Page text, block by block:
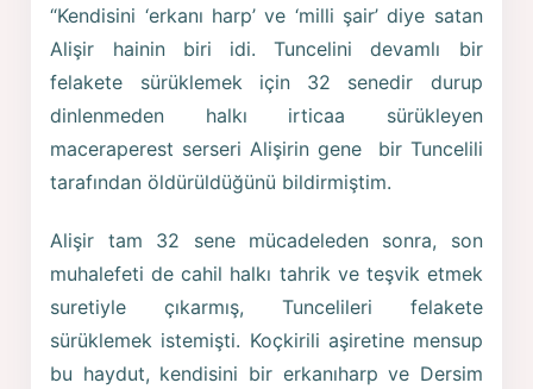
“Kendisini ‘erkanı harp’ ve ‘milli şair’ diye satan
Alişir hainin biri idi. Tuncelini devamlı bir
felakete sürüklemek için 32 senedir durup
dinlenmeden halkı irticaa sürükleyen
maceraperest serseri Alişirin gene bir Tuncelili
tarafından öldürüldüğünü bildirmiştim.
Alişir tam 32 sene mücadeleden sonra, son
muhalefeti de cahil halkı tahrik ve teşvik etmek
suretiyle çıkarmış, Tuncelileri felakete
sürüklemek istemişti. Koçkirili aşiretine mensup
bu haydut, kendisini bir erkanıharp ve Dersim